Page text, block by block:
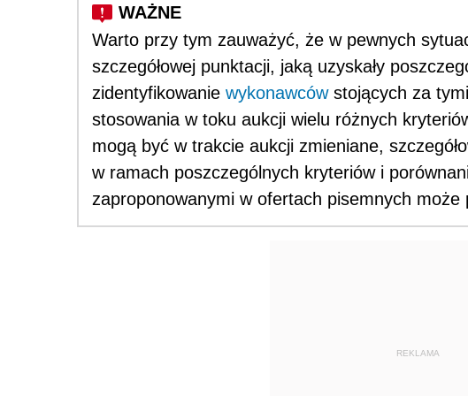
Warto przy tym zauważyć, że w pewnych
szczegółowej punktacji, jaką uzyskały
zidentyfikowanie wykonawcówstojących za
stosowania w toku aukcji wielu różnych
mogą być w trakcie aukcji zmieniane,
w ramach poszczególnych kryteriów i
zaproponowanymi w ofertach pisemnych może
REKLAMA